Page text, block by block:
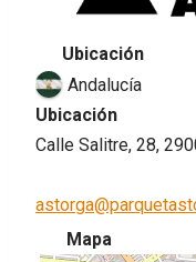
Ubicación
Andalucía
Ubicación
Calle Salitre, 28,
Mapa